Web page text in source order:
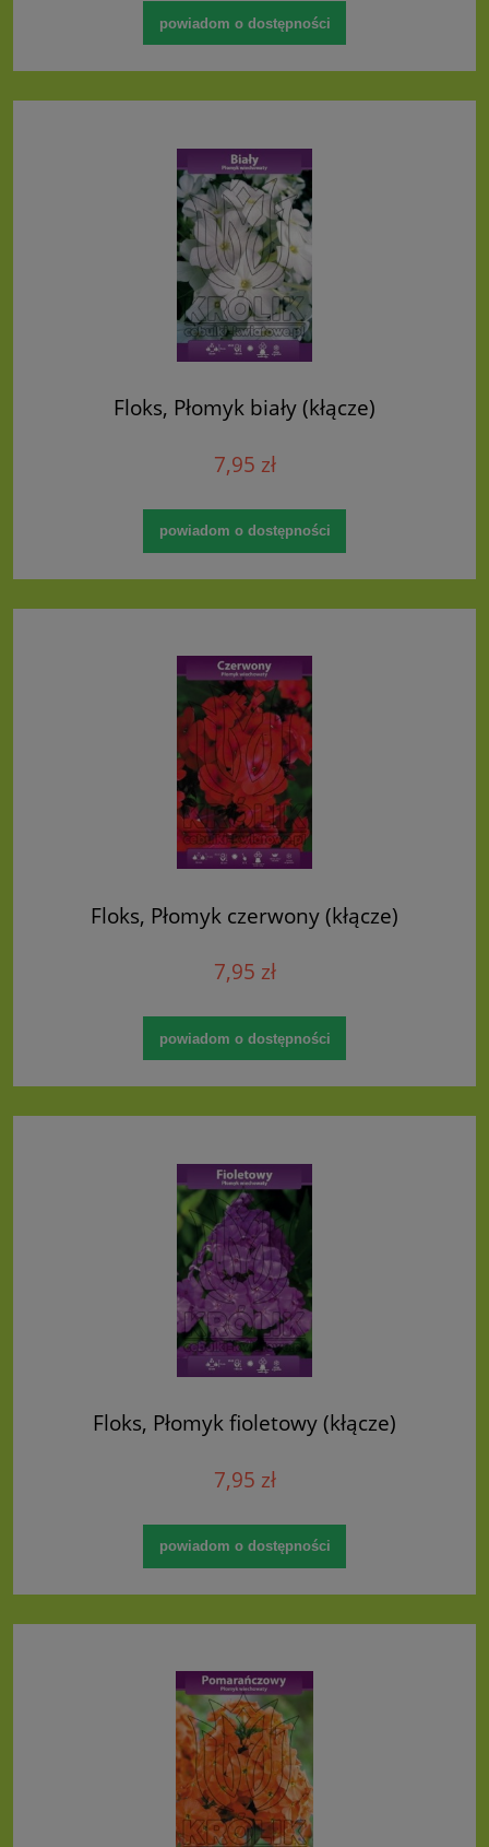
powiadom o dostępności
Floks, Płomyk biały (kłącze)
7,95 zł
powiadom o dostępności
Floks, Płomyk czerwony (kłącze)
7,95 zł
powiadom o dostępności
Floks, Płomyk fioletowy (kłącze)
7,95 zł
powiadom o dostępności